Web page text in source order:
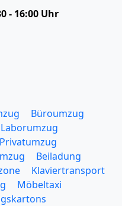
- 16:00 Uhr
Büroumzug
Laborumzug
Privatumzug
Beiladung
Klaviertransport
Möbeltaxi